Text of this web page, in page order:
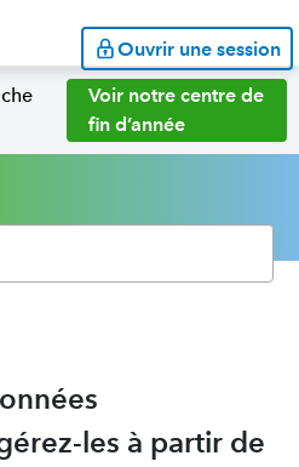
Ouvrir une session
Voir notre centre de
fin d’année
les à partir de